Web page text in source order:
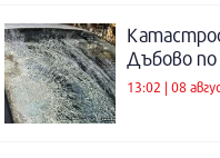
Дъбово
13:02 | 08